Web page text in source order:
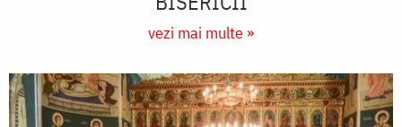
vezi mai multe »